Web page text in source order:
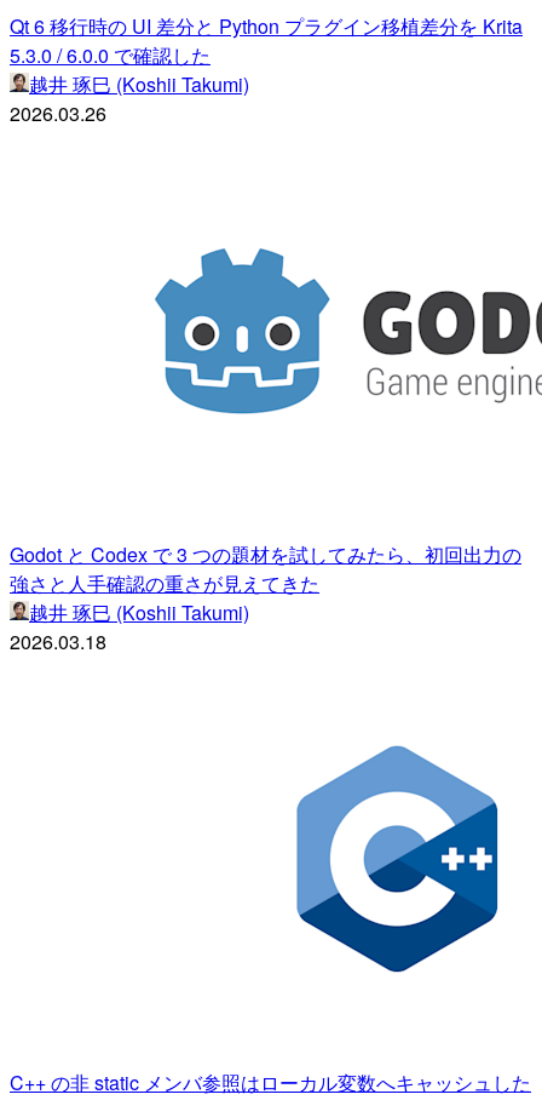
Qt 6 移行時の UI 差分と Python プラグイン移植差分を Krita
5.3.0 / 6.0.0 で確認した
越井 琢巳 (Koshii Takumi)
2026.03.26
Godot と Codex で 3 つの題材を試してみたら、初回出力の
強さと人手確認の重さが見えてきた
越井 琢巳 (Koshii Takumi)
2026.03.18
C++ の非 static メンバ参照はローカル変数へキャッシュした